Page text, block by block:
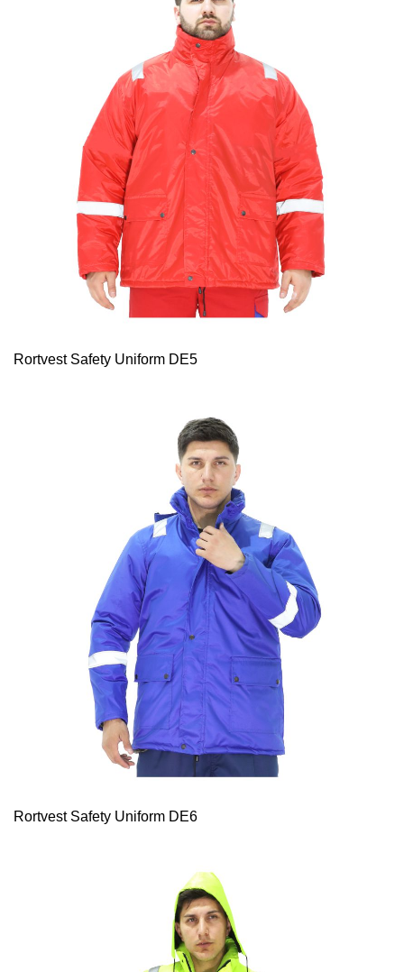
Rortvest Safety Uniform DE5
Rortvest Safety Uniform DE6